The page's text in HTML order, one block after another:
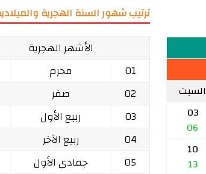
السبت
03
06
10
13
ترتيب شهور السنة الهجرية
الأشهر الهجرية
01
محرم
02
صفر
03
ربيع الأول
04
ربيع الآخر
05
جمادى الأول